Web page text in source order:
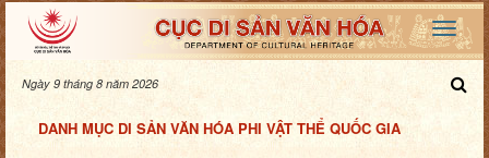
Ngày 9 tháng 8 năm 2026
DANH MỤC DI SẢN VĂN HÓA PHI VẬT THỂ QUỐC GIA